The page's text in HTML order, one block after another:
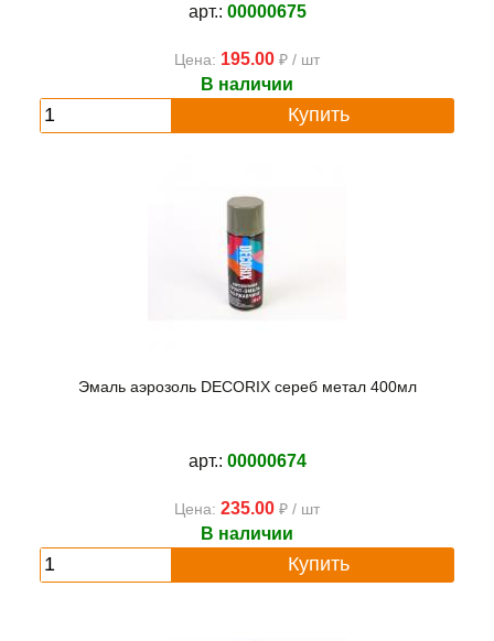
арт.: 00000675
Цена: 195.00 ₽ / шт
В наличии
Купить
Эмаль аэрозоль DECORIX сереб метал 400мл
арт.: 00000674
Цена: 235.00 ₽ / шт
В наличии
Купить